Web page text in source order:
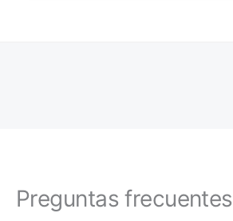
Preguntas frecuentes